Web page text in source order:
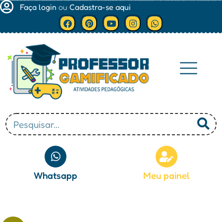
Faça login ou Cadastra-se aqui
Whatsapp Meu painel